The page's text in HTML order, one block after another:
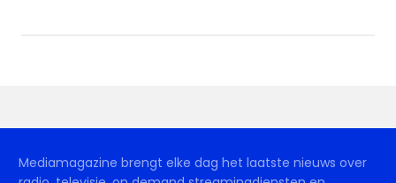
Mediamagazine brengt elke dag het laatste nieuws over